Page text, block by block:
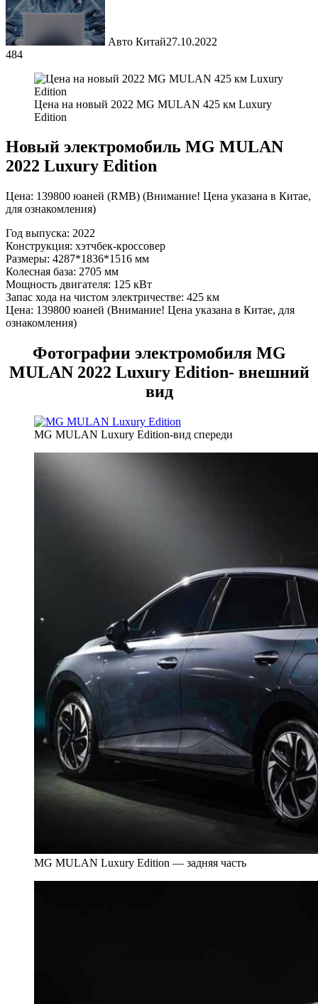
Авто Китай27.10.2022
484
Цена на новый 2022 MG MULAN 425 км Luxury
Edition
Новый электромобиль MG MULAN
2022 Luxury Edition
Цена: 139800 юаней (RMB) (Внимание! Цена указана в Китае,
для ознакомления)
Год выпуска: 2022
Конструкция: хэтчбек-кроссовер
Размеры: 4287*1836*1516 мм
Колесная база: 2705 мм
Мощность двигателя: 125 кВт
Запас хода на чистом электричестве: 425 км
Цена: 139800 юаней (Внимание! Цена указана в Китае, для
ознакомления)
Фотографии электромобиля MG
MULAN 2022 Luxury Edition- внешний
вид
MG MULAN Luxury Edition-вид спереди
MG MULAN Luxury Edition — задняя часть